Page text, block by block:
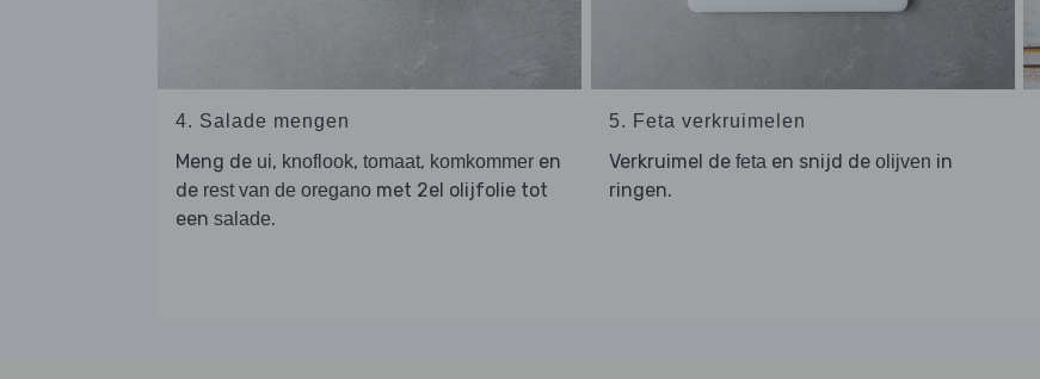
4. Salade mengen
Meng de ui, knoflook, tomaat, komkommer en
de rest van de oregano met 2el olijfolie tot
een salade.
5. Feta verkruimelen
Verkruimel de feta en snijd de olijven in
ringen.